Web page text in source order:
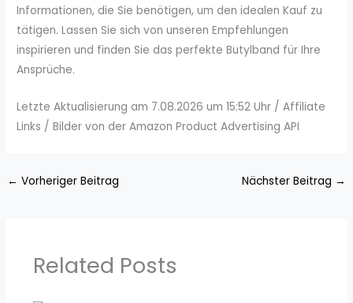
Informationen, die Sie benötigen, um den idealen Kauf zu
tätigen. Lassen Sie sich von unseren Empfehlungen
inspirieren und finden Sie das perfekte Butylband für Ihre
Ansprüche.
Letzte Aktualisierung am 7.08.2026 um 15:52 Uhr / Affiliate
Links / Bilder von der Amazon Product Advertising API
← Vorheriger Beitrag Nächster Beitrag →
Related Posts